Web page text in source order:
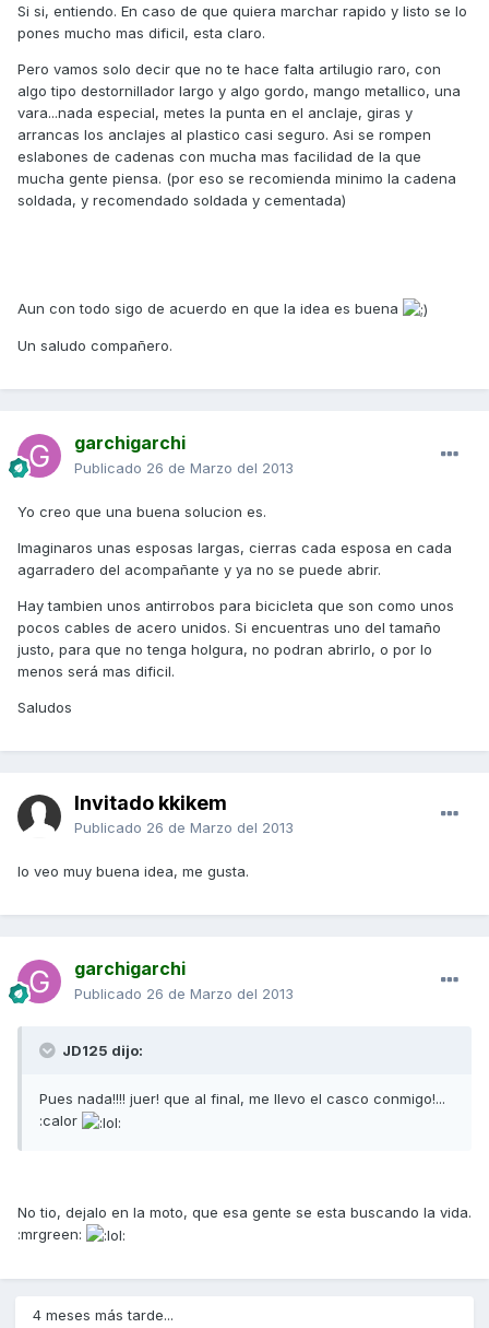
Si si, entiendo. En caso de que quiera marchar rapido y listo se lo
pones mucho mas dificil, esta claro.
Pero vamos solo decir que no te hace falta artilugio raro, con
algo tipo destornillador largo y algo gordo, mango metallico, una
vara...nada especial, metes la punta en el anclaje, giras y
arrancas los anclajes al plastico casi seguro. Asi se rompen
eslabones de cadenas con mucha mas facilidad de la que
mucha gente piensa. (por eso se recomienda minimo la cadena
soldada, y recomendado soldada y cementada)
Aun con todo sigo de acuerdo en que la idea es buena
Un saludo compañero.
garchigarchi
Publicado 26 de Marzo del 2013
Yo creo que una buena solucion es.
Imaginaros unas esposas largas, cierras cada esposa en cada
agarradero del acompañante y ya no se puede abrir.
Hay tambien unos antirrobos para bicicleta que son como unos
pocos cables de acero unidos. Si encuentras uno del tamaño
justo, para que no tenga holgura, no podran abrirlo, o por lo
menos será mas dificil.
Saludos
Invitado kkikem
Publicado 26 de Marzo del 2013
lo veo muy buena idea, me gusta.
garchigarchi
Publicado 26 de Marzo del 2013
JD125 dijo:
Pues nada!!!! juer! que al final, me llevo el casco conmigo!...
:calor
No tio, dejalo en la moto, que esa gente se esta buscando la vida.
:mrgreen:
4 meses más tarde...